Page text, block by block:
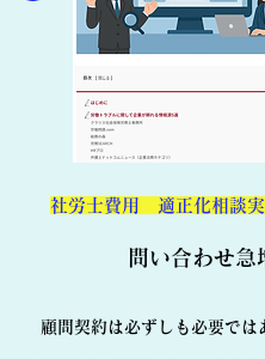
社労士費用 適正化相談実
問い合わせ急
顧問契約は必ずしも必要では